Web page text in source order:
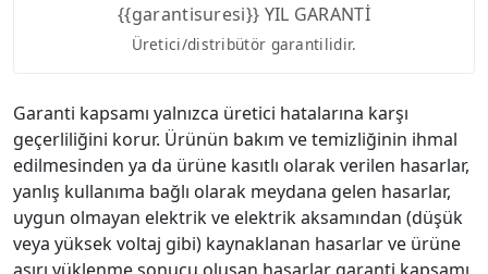
{{garantisuresi}} YIL GARANTİ
Üretici/distribütör garantilidir.
Garanti kapsamı yalnızca üretici hatalarına karşı
geçerliliğini korur. Ürünün bakım ve temizliğinin ihmal
edilmesinden ya da ürüne kasıtlı olarak verilen hasarlar,
yanlış kullanıma bağlı olarak meydana gelen hasarlar,
uygun olmayan elektrik ve elektrik aksamından (düşük
veya yüksek voltaj gibi) kaynaklanan hasarlar ve ürüne